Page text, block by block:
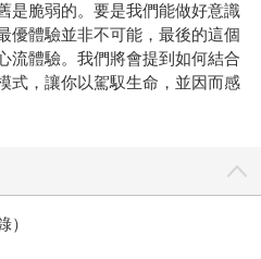
是脆弱的。要是我們能做好意識
優體驗並非不可能，最後的這個
流體驗。我們將會提到如何結合
式，讓你以駕馭生命，並因而感